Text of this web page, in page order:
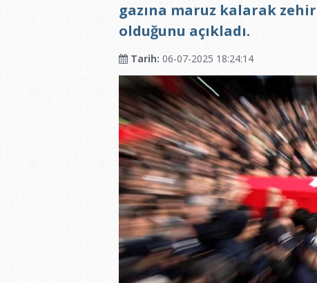
gazına maruz kalarak
olduğunu açıkladı.
Tarih: 06-07-2025 18:24:14